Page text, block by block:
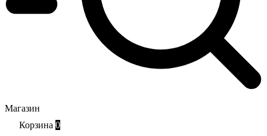
Магазин
Корзина 0